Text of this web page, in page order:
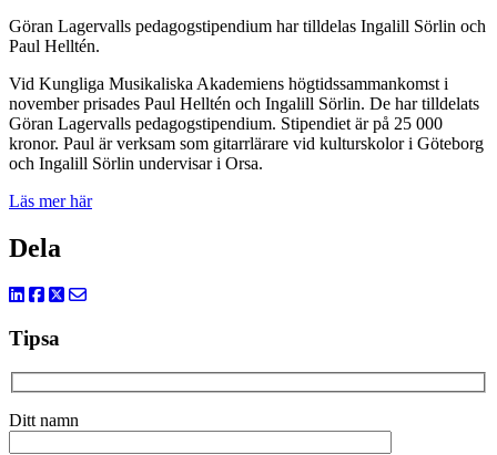
Göran Lagervalls pedagogstipendium har tilldelas Ingalill Sörlin och
Paul Helltén.
Vid Kungliga Musikaliska Akademiens högtidssammankomst i
november prisades Paul Helltén och Ingalill Sörlin. De har tilldelats
Göran Lagervalls pedagogstipendium. Stipendiet är på 25 000
kronor. Paul är verksam som gitarrlärare vid kulturskolor i Göteborg
och Ingalill Sörlin undervisar i Orsa.
Läs mer här
Dela
Tipsa
Ditt namn